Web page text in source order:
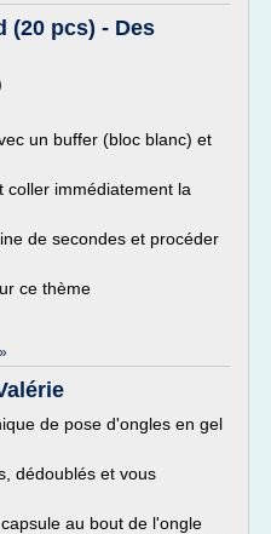
(20 pcs) - Des
un buffer (bloc blanc) et
coller immédiatement la
de secondes et procéder
ce thème
de pose d'ongles en gel
dédoublés et vous
au bout de l'ongle